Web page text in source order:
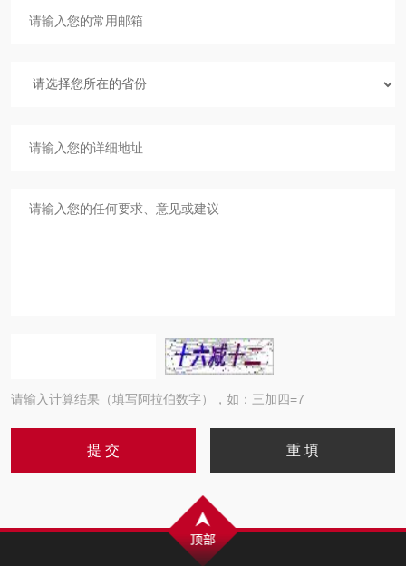
请输入计算结果（填写阿拉伯数字），如：三加四=7